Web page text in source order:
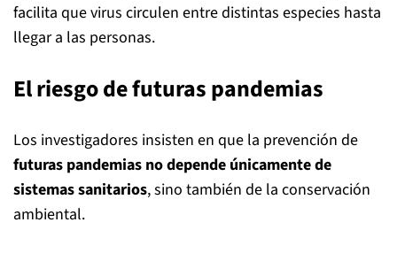
facilita que virus circulen entre distintas especies hasta
llegar a las personas.
El riesgo de futuras pandemias
Los investigadores insisten en que la prevención de
futuras pandemias no depende únicamente de
sistemas sanitarios, sino también de la conservación
ambiental.